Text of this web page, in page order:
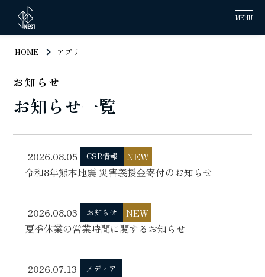
MENU
HOME アプリ
お知らせ
お知らせ一覧
2026.08.05 CSR情報
NEW
令和8年熊本地震 災害義援金寄付のお知らせ
2026.08.03 お知らせ
NEW
夏季休業の営業時間に関するお知らせ
2026.07.13 メディア